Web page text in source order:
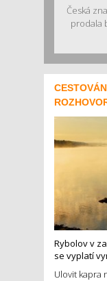
Česká
prodala
Rybolov v
se vyplatí
Ulovit kapra